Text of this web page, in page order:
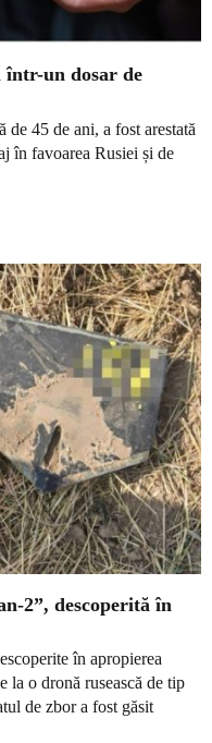
într-un dosar de
de 45 de ani, a fost arestată
în favoarea Rusiei și de
2”, descoperită în
în apropierea
o dronă rusească de tip
de zbor a fost găsit